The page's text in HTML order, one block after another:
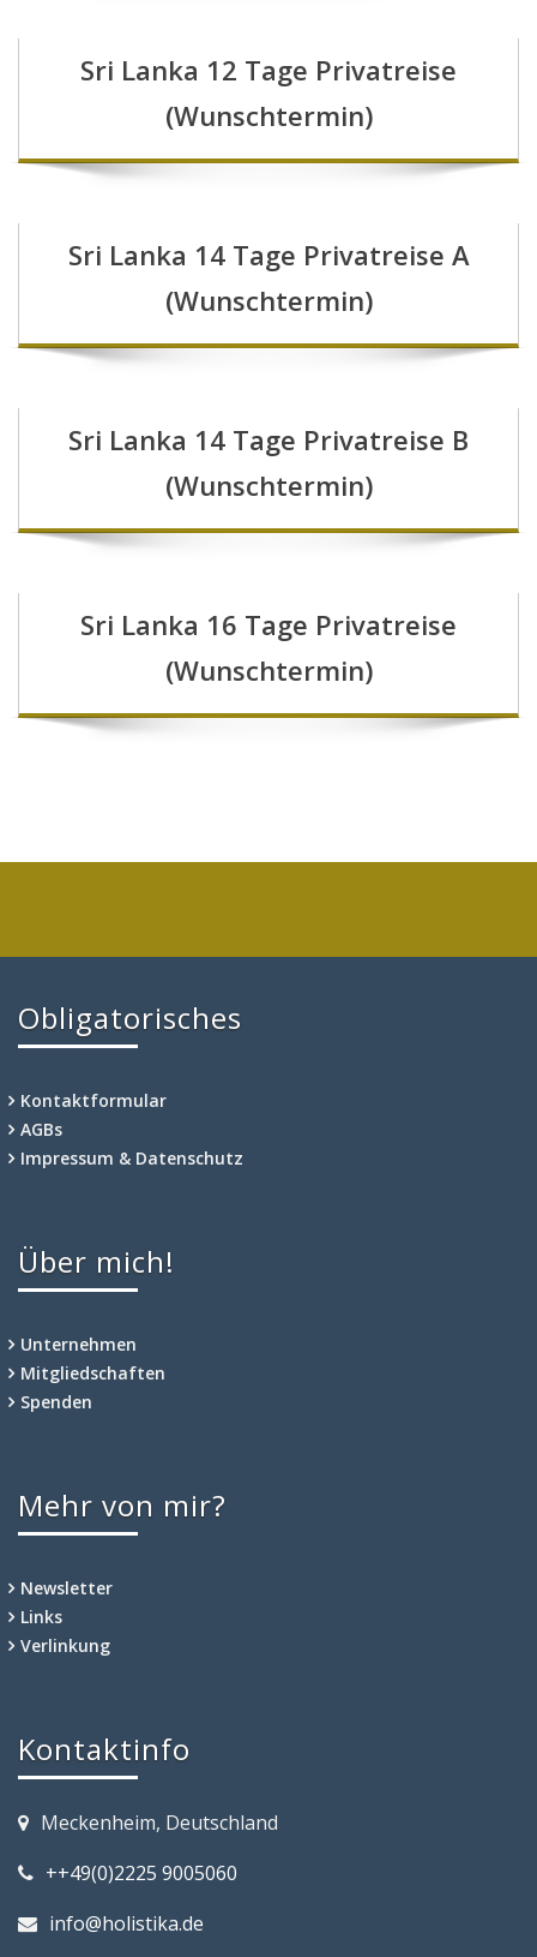
Sri Lanka 12 Tage Privatreise
(Wunschtermin)
Sri Lanka 14 Tage Privatreise A
(Wunschtermin)
Sri Lanka 14 Tage Privatreise B
(Wunschtermin)
Sri Lanka 16 Tage Privatreise
(Wunschtermin)
Obligatorisches
Kontaktformular
AGBs
Impressum & Datenschutz
Über mich!
Unternehmen
Mitgliedschaften
Spenden
Mehr von mir?
Newsletter
Links
Verlinkung
Kontaktinfo
Meckenheim, Deutschland
++49(0)2225 9005060
info@holistika.de